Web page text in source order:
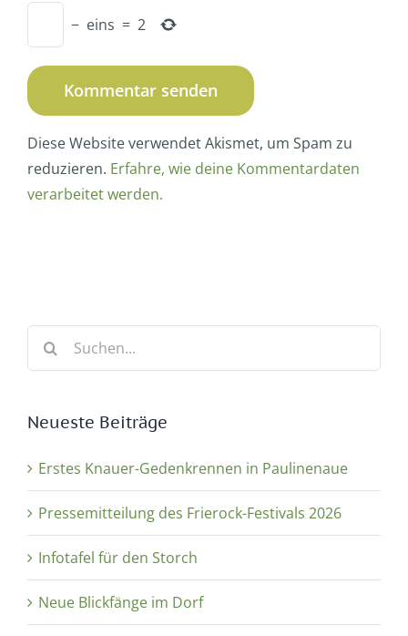
− eins = 2
Diese Website verwendet Akismet, um Spam zu
reduzieren. Erfahre, wie deine Kommentardaten
verarbeitet werden.
Suche
Neueste Beiträge
Erstes Knauer-Gedenkrennen in Paulinenaue
Pressemitteilung des Frierock-Festivals 2026
Infotafel für den Storch
Neue Blickfänge im Dorf